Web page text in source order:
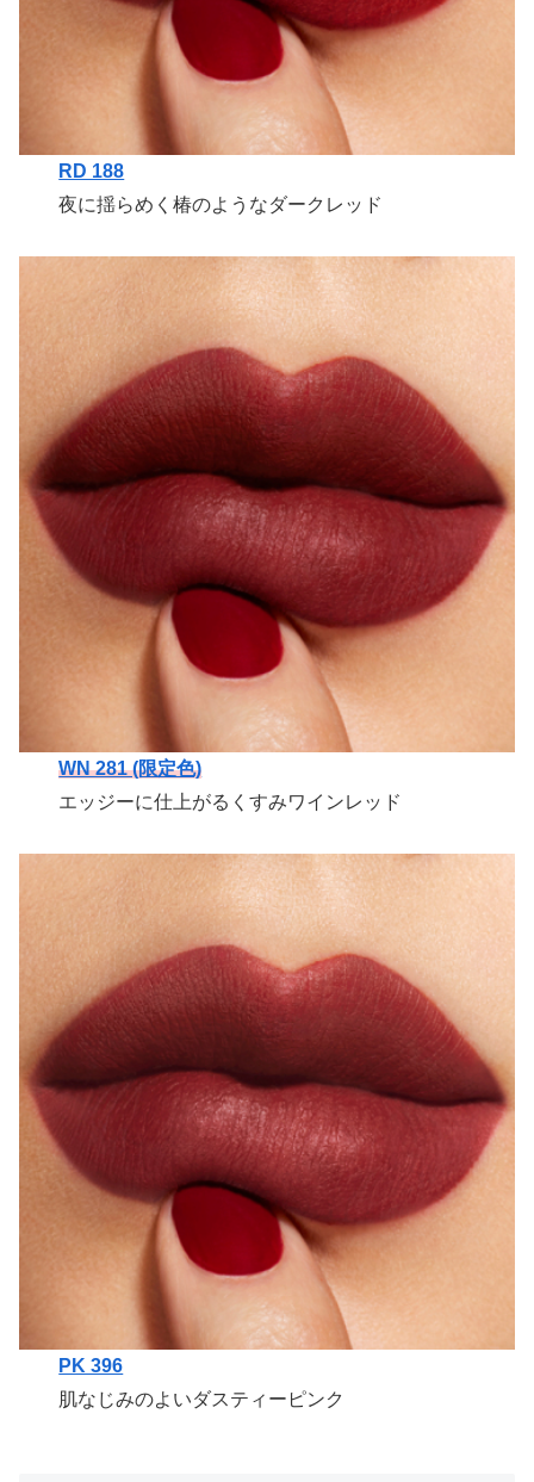
RD 188
夜に揺らめく椿のようなダークレッド
WN 281 (限定色)
エッジーに仕上がるくすみワインレッド
PK 396
肌なじみのよいダスティーピンク